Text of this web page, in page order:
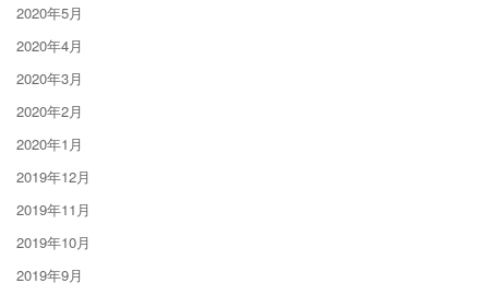
2020年5月
2020年4月
2020年3月
2020年2月
2020年1月
2019年12月
2019年11月
2019年10月
2019年9月